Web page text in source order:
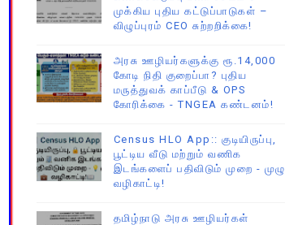
முக்கிய புதிய கட்டுப்பாடுகள் –
விழுப்புரம் CEO சுற்றறிக்கை!
அரசு ஊழியர்களுக்கு ரூ.14,000
கோடி நிதி குறைப்பா? புதிய
மருத்துவக் காப்பீடு & OPS
கோரிக்கை - TNGEA கண்டனம்!
Census HLO App:: குடியிருப்பு,
பூட்டிய வீடு மற்றும் வணிக
இடங்களைப் பதிவிடும் முறை - முழு
வழிகாட்டி!
தமிழ்நாடு அரசு ஊழியர்கள்